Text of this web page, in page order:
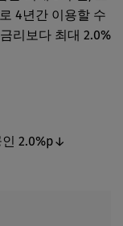
4년간 이용할 수
리보다 최대 2.0%
2.0%p↓